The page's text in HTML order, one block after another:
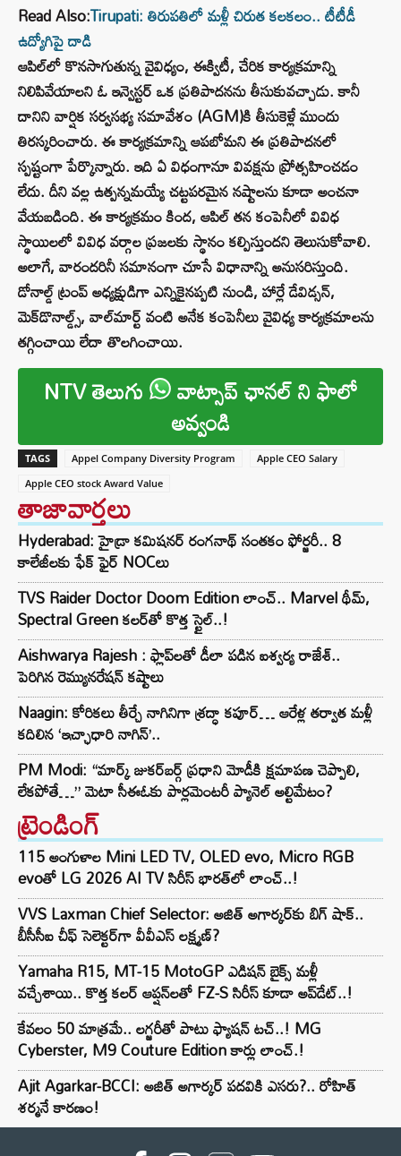
Read Also:Tirupati: తిరుపతిలో మళ్లీ చిరుత కలకలం.. టీటీడీ
ఉద్యోగిపై దాడి
ఆపిల్‌లో కొనసాగుతున్న వైవిధ్యం, ఈక్విటీ, చేరిక కార్యక్రమాన్ని
నిలిపివేయాలని ఓ ఇన్వెస్టర్ ఒక ప్రతిపాదనను తీసుకువచ్చాడు. కానీ
దానిని వార్షిక సర్వసభ్య సమావేశం (AGM)కి తీసుకెళ్లే ముందు
తిరస్కరించారు. ఈ కార్యక్రమాన్ని ఆపబోమని ఈ ప్రతిపాదనలో
స్పష్టంగా పేర్కొన్నారు. ఇది ఏ విధంగానూ వివక్షను ప్రోత్సహించడం
లేదు. దీని వల్ల ఉత్పన్నమయ్యే చట్టపరమైన నష్టాలను కూడా అంచనా
వేయబడింది. ఈ కార్యక్రమం కింద, ఆపిల్ తన కంపెనీలో వివిధ
స్థాయిలలో వివిధ వర్గాల ప్రజలకు స్థానం కల్పిస్తుందని తెలుసుకోవాలి.
అలాగే, వారందరినీ సమానంగా చూసే విధానాన్ని అనుసరిస్తుంది.
డోనాల్డ్ ట్రంప్ అధ్యక్షుడిగా ఎన్నికైనప్పటి నుండి, హార్లే డేవిడ్సన్,
మెక్‌డొనాల్డ్స్, వాల్‌మార్ట్ వంటి అనేక కంపెనీలు వైవిధ్య కార్యక్రమాలను
తగ్గించాయి లేదా తొలగించాయి.
NTV తెలుగు వాట్సాప్ ఛానల్ ని ఫాలో
అవ్వండి
TAGS Appel Company Diversity Program
Apple CEO Salary
Apple CEO stock Award Value
తాజావార్తలు
Hyderabad: హైడ్రా కమిషనర్ రంగనాథ్ సంతకం ఫోర్జరీ.. 8
కాలేజీలకు ఫేక్ ఫైర్ NOCలు
TVS Raider Doctor Doom Edition లాంచ్.. Marvel థీమ్,
Spectral Green కలర్‌తో కొత్త స్టైల్..!
Aishwarya Rajesh : ఫ్లాప్‌లతో డీలా పడిన ఐశ్వర్య రాజేశ్..
పెరిగిన రెమ్యునరేషన్‌ కష్టాలు
Naagin: కోరికలు తీర్చే నాగినిగా శ్రద్ధా కపూర్… ఆరేళ్ల తర్వాత మళ్లీ
కదిలిన ‘ఇచ్ఛాధారి నాగిన్’..
PM Modi: “మార్క్ జుకర్‌బర్గ్ ప్రధాని మోడీకి క్షమాపణ చెప్పాలి,
లేకపోతే…” మెటా సీఈఓకు పార్లమెంటరీ ప్యానెల్ అల్టిమేటం?
ట్రెండింగ్‌
115 అంగుళాల Mini LED TV, OLED evo, Micro RGB
evoతో LG 2026 AI TV సిరీస్ భారత్‌లో లాంచ్..!
VVS Laxman Chief Selector: అజిత్ అగార్కర్‌కు బిగ్ షాక్..
బీసీసీఐ చీఫ్ సెలెక్టర్‌గా వీవీఎస్ లక్ష్మణ్?
Yamaha R15, MT-15 MotoGP ఎడిషన్ బైక్స్ మళ్లీ
వచ్చేశాయి.. కొత్త కలర్ ఆప్షన్‌లతో FZ-S సిరీస్ కూడా అప్‌డేట్..!
కేవలం 50 మాత్రమే.. లగ్జరీతో పాటు ఫ్యాషన్ టచ్..! MG
Cyberster, M9 Couture Edition కార్లు లాంచ్.!
Ajit Agarkar-BCCI: అజిత్ అగార్కర్ పదవికి ఎసరు?.. రోహిత్
శర్మనే కారణం!